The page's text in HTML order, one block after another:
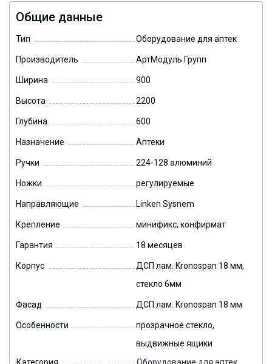
Общие данные
Тип Оборудование для аптек
Производитель АртМодуль Групп
Ширина 900
Высота 2200
Глубина 600
Назначение Аптеки
Ручки 224-128 алюминий
Ножки регулируемые
Направляющие Linken Sysnem
Крепление минификс, конфирмат
Гарантия 18 месяцев
Корпус
ДСП лам. Kronospan 18 мм,
стекло 6мм
Фасад ДСП лам. Kronospan 18 мм
Особенности
прозрачное стекло,
выдвижные ящики